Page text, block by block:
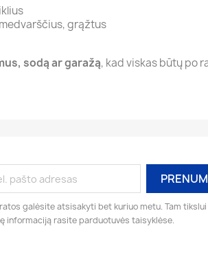
grąžtus
sodą ar garažą, kad viskas būtų po
galėsite atsisakyti bet kuriuo metu. Tam
informaciją rasite parduotuvės taisyklėse.